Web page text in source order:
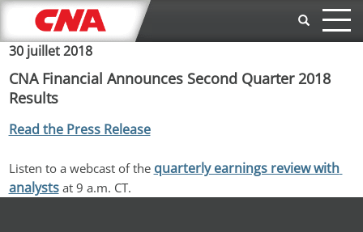
Aller au contenu principal
30 juillet 2018
CNA Financial Announces Second Quarter 2018
Results
Read the Press Release
Listen to a webcast of the quarterly earnings review with
analysts at 9 a.m. CT.